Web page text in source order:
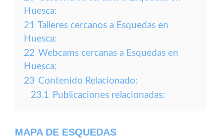
Huesca:
21 Talleres cercanos a Esquedas en
Huesca:
22 Webcams cercanas a Esquedas en
Huesca:
23 Contenido Relacionado:
23.1 Publicaciones relacionadas:
MAPA DE ESQUEDAS